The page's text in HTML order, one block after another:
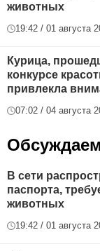
животных
19:42 / 01 августа
Курица,
конкурсе
привлекла
07:02 / 04 августа
В сети
паспорта,
животных
19:42 / 01 августа